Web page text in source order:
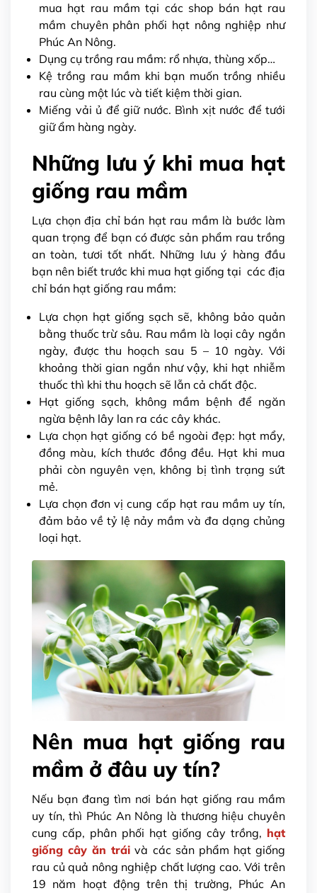
mua hạt rau mầm tại các shop bán hạt rau
mầm chuyên phân phối hạt nông nghiệp như
Phúc An Nông.
Dụng cụ trồng rau mầm: rổ nhựa, thùng xốp…
Kệ trồng rau mầm khi bạn muốn trồng nhiều
rau cùng một lúc và tiết kiệm thời gian.
Miếng vải ủ để giữ nước. Bình xịt nước để tưới
giữ ẩm hàng ngày.
Những lưu ý khi mua hạt
giống rau mầm
Lựa chọn địa chỉ bán hạt rau mầm là bước làm
quan trọng để bạn có được sản phẩm rau trồng
an toàn, tươi tốt nhất. Những lưu ý hàng đầu
bạn nên biết trước khi mua hạt giống tại các địa
chỉ bán hạt giống rau mầm:
Lựa chọn hạt giống sạch sẽ, không bảo quản
bằng thuốc trừ sâu. Rau mầm là loại cây ngắn
ngày, được thu hoạch sau 5 – 10 ngày. Với
khoảng thời gian ngắn như vậy, khi hạt nhiễm
thuốc thì khi thu hoạch sẽ lẫn cả chất độc.
Hạt giống sạch, không mầm bệnh để ngăn
ngừa bệnh lây lan ra các cây khác.
Lựa chọn hạt giống có bề ngoài đẹp: hạt mẩy,
đồng màu, kích thước đồng đều. Hạt khi mua
phải còn nguyên vẹn, không bị tình trạng sứt
mẻ.
Lựa chọn đơn vịcung cấp hạt rau mầm uy tín,
đảm bảo về tỷ lệ nảy mầm và đa dạng chủng
loại hạt.
Nên mua hạt giống rau
mầm ở đâu uy tín?
Nếu bạn đang tìm nơi bán hạt giống rau mầm
uy tín, thì Phúc An Nông là thương hiệu chuyên
cung cấp, phân phối hạt giống cây trồng, hạt
giống cây ăn trái và các sản phẩm hạt giống
rau củ quả nông nghiệp chất lượng cao. Với trên
19 năm hoạt động trên thị trường, Phúc An